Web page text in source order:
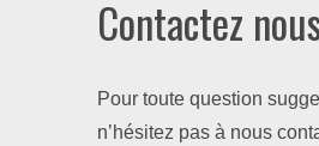
Contactez
Pour toute question
n’hésitez pas à nous